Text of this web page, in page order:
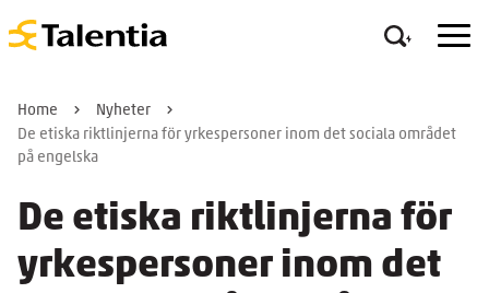
Home
Nyheter
De etiska riktlinjerna för yrkespersoner inom det sociala området
på engelska
De etiska riktlinjerna för
yrkespersoner inom det